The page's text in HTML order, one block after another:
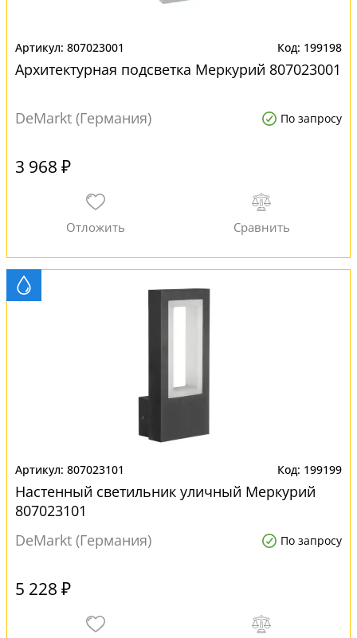
807023001 199198
Архитектурная подсветка Меркурий 807023001
DeMarkt (Германия) По запросу
3 968 ₽
807023101 199199
Настенный светильник уличный Меркурий
807023101
DeMarkt (Германия)
По запросу
5 228 ₽